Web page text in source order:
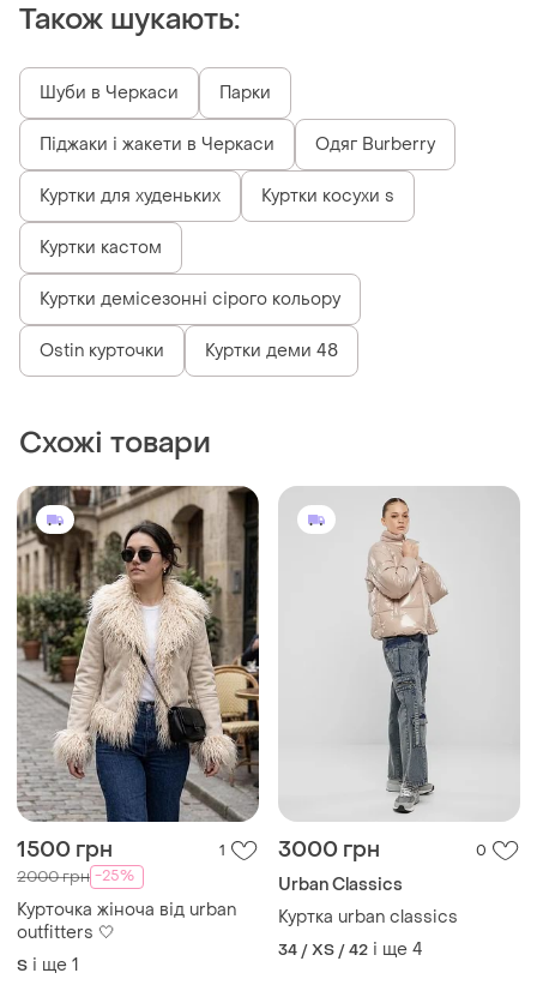
Також шукають:
Шуби в Черкаси Парки
Піджаки і жакети в Черкаси Одяг Burberry
Куртки для худеньких Куртки косухи s
Куртки кастом
Куртки демісезонні сірого кольору
Ostin курточки Куртки деми 48
Схожі товари
1500 грн 1
2000 грн -25%
Курточка жіноча від urban
outfitters 🤍
S і ще 1
3000 грн 0
Urban Classics
Куртка urban classics
34 / XS / 42 і ще 4